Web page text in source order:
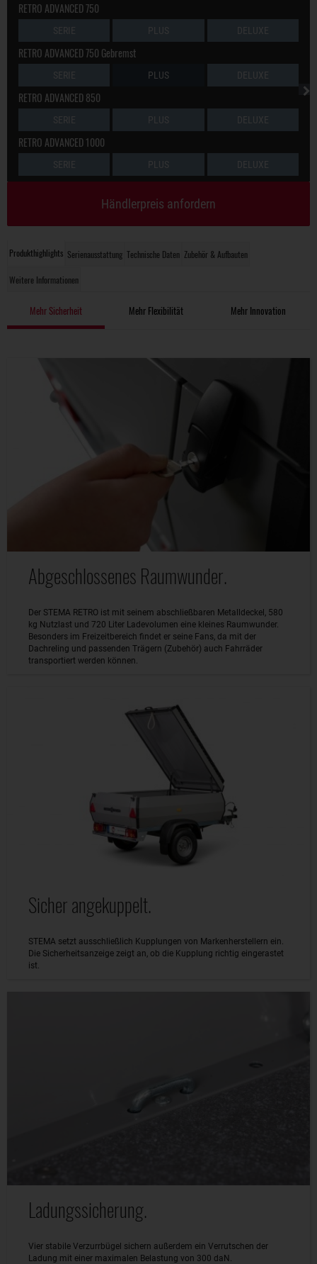
Produkthighlights Serienausstattung Technische Daten Zubehör & Aufbauten
Weitere Informationen
Mehr Sicherheit Mehr Flexibilität Mehr Innovation
Abgeschlossenes Raumwunder.
Der STEMA RETRO ist mit seinem abschließbaren Metalldeckel, 580
kg Nutzlast und 720 Liter Ladevolumen eine kleines Raumwunder.
Besonders im Freizeitbereich findet er seine Fans, da mit der
Dachreling und passenden Trägern (Zubehör) auch Fahrräder
transportiert werden können.
Sicher angekuppelt.
STEMA setzt ausschließlich Kupplungen von Markenherstellern ein.
Die Sicherheitsanzeige zeigt an, ob die Kupplung richtig eingerastet
ist.
Ladungssicherung.
Vier stabile Verzurrbügel sichern außerdem ein Verrutschen der
Ladung mit einer maximalen Belastung von 300 daN.
RETRO ADVANCED 750
SERIE PLUS DELUXE
RETRO ADVANCED 750 Gebremst
SERIE PLUS DELUXE
RETRO ADVANCED 850
SERIE PLUS DELUXE
RETRO ADVANCED 1000
SERIE PLUS DELUXE
Händlerpreis anfordern